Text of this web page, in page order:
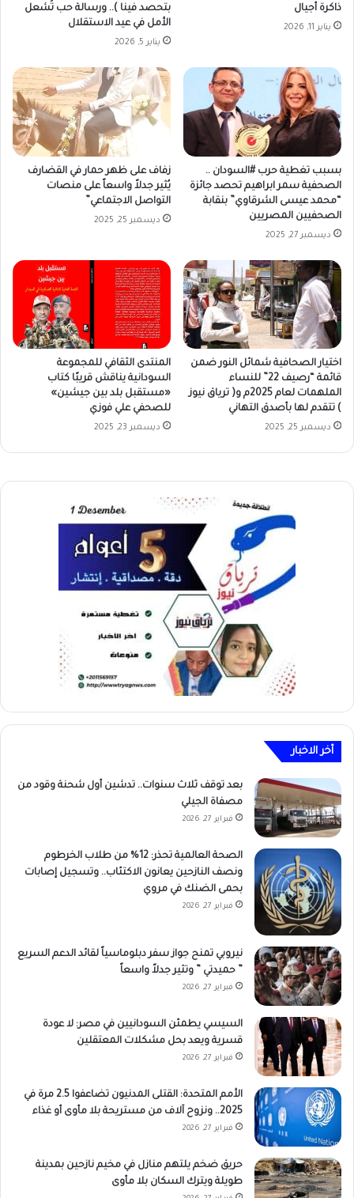
ذاكرة أجيال
يناير 11, 2026
بتحصد فينا ).. ورسالة حب تُشعل
الأمل في عيد الاستقلال
يناير 5, 2026
بسبب تغطية حرب #السودان ..
الصحفية سمر ابراهيم تحصد جائزة
“محمد عيسى الشرقاوي” بنقابة
الصحفيين المصريين
ديسمبر 27, 2025
زفاف على ظهر حمار في القضارف
يُثير جدلاً واسعاً على منصات
التواصل الاجتماعي”
ديسمبر 25, 2025
اختيار الصحافية شمائل النور ضمن
قائمة “رصيف 22” للنساء
الملهمات لعام 2025م و( ترياق نيوز
) تتقدم لها بأصدق التهاني
ديسمبر 25, 2025
المنتدى الثقافي للمجموعة
السودانية يناقش قريبًا كتاب
«مستقبل بلد بين جيشين»
للصحفي علي فوزي
ديسمبر 23, 2025
أخر الاخبار
بعد توقف ثلاث سنوات.. تدشين أول شحنة وقود من
مصفاة الجيلي
فبراير 27, 2026
الصحة العالمية تحذر: 12% من طلاب الخرطوم
ونصف النازحين يعانون الاكتئاب.. وتسجيل إصابات
بحمى الضنك في مروي
فبراير 27, 2026
نيروبي تمنح جواز سفر دبلوماسياً لقائد الدعم السريع
” حميدتي ” وتثير جدلاً واسعاً
فبراير 27, 2026
السيسي يطمئن السودانيين في مصر: لا عودة
قسرية ويعد بحل مشكلات المعتقلين
فبراير 27, 2026
الأمم المتحدة: القتلى المدنيون تضاعفوا 2.5 مرة في
2025.. ونزوح آلاف من مستريحة بلا مأوى أو غذاء
فبراير 27, 2026
حريق ضخم يلتهم منازل في مخيم نازحين بمدينة
طويلة ويترك السكان بلا مأوى